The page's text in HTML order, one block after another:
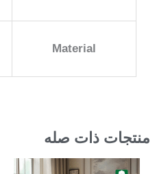
Material
منتجات ذات صله